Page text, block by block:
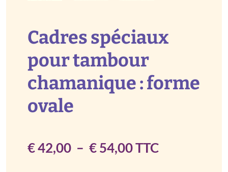
Cadres spéciaux
pour tambour
chamanique : forme
ovale
€42,00 – €54,00Plage
TTC